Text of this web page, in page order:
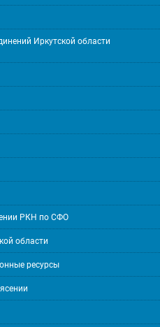
Иркутской области
РКН по СФО
области
ресурсы